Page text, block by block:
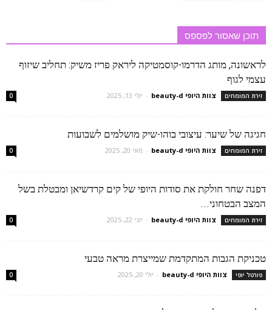
תוכן שאסור לפספס
לראשונה, מותג הדרמו-קוסמטיקה ליראק פריז משיק: תחליב שיזוף
עצמי לגוף
זירת המומחים צוות היופי beauty-d - יולי 13, 2025 0
חגיגה של שיער: עיצובי בוהו-שיק מושלמים לשבועות
זירת המומחים צוות היופי beauty-d - מאי 20, 2025 0
דפנה שחר חולקת את סודות היופי של קים קרדשיאן ומבטלת בשל
המצב הבטחוני...
זירת המומחים צוות היופי beauty-d - יוני 22, 2025 0
טכניקת הגבות המתקדמת שמייצרת מראה טבעי
פורטל יופי צוות היופי beauty-d - יולי 20, 2025 0